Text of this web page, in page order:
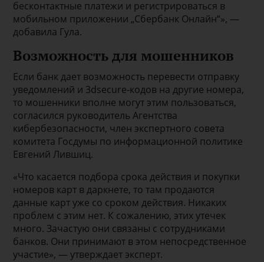
бесконтактные платежи и регистрироваться в
мобильном приложении „Сбербанк Онлайн“», —
добавила Гула.
Возможность для мошенников
Если банк дает возможность перевести отправку
уведомлений и 3dsecure-кодов на другие номера,
то мошенники вполне могут этим пользоваться,
согласился руководитель Агентства
кибербезопасности, член экспертного совета
комитета Госдумы по информационной политике
Евгений Лившиц.
«Что касается подбора срока действия и покупки
номеров карт в даркнете, то там продаются
данные карт уже со сроком действия. Никаких
проблем с этим нет. К сожалению, этих утечек
много. Зачастую они связаны с сотрудниками
банков. Они принимают в этом непосредственное
участие», — утверждает эксперт.